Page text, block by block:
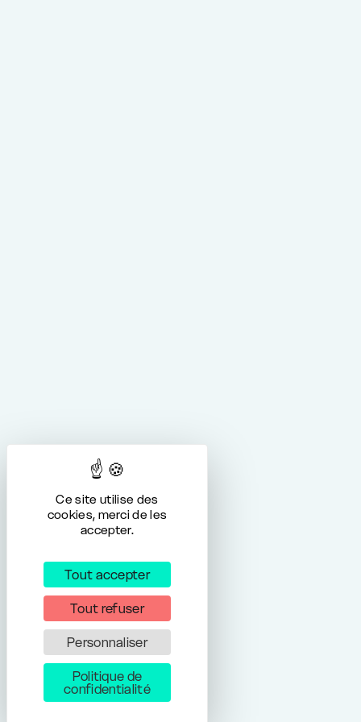
Ce site utilise des
cookies, merci de les
accepter.
Tout accepter
Tout refuser
Personnaliser
Politique de
confidentialité